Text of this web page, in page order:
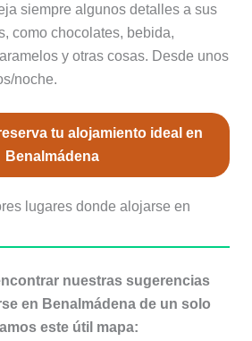
siempre algunos detalles a sus
como chocolates, bebida,
y otras cosas. Desde unos
noche.
tu alojamiento ideal en
Benalmádena
lugares donde alojarse en
nuestras sugerencias
en Benalmádena de un solo
este útil mapa: